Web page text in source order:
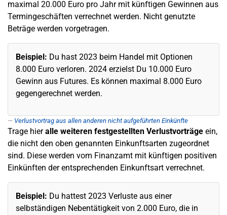
maximal 20.000 Euro pro Jahr mit künftigen Gewinnen aus
Termingeschäften verrechnet werden. Nicht genutzte
Beträge werden vorgetragen.
Beispiel: Du hast 2023 beim Handel mit Optionen
8.000 Euro verloren. 2024 erzielst Du 10.000 Euro
Gewinn aus Futures. Es können maximal 8.000 Euro
gegengerechnet werden.
Verlustvortrag aus allen anderen nicht aufgeführten Einkünfte
Trage hieralle weiteren festgestellten Verlustvorträge ein,
die nicht den oben genannten Einkunftsarten zugeordnet
sind. Diese werden vom Finanzamt mit künftigen positiven
Einkünften der entsprechenden Einkunftsart verrechnet.
Beispiel: Du hattest 2023 Verluste aus einer
selbständigen Nebentätigkeit von 2.000 Euro, die in